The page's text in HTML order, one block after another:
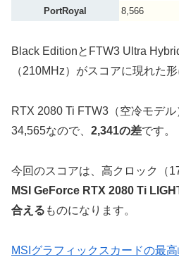
PortRoyal
8,566
Black EditionとFTW3 Ultra
（210MHz）がスコアに現れた形
RTX 2080 Ti FTW3（空冷モデ
34,565なので、 2,341の差です。
今回のスコアは、高クロック（
MSI GeForce RTX 2080 Ti
合える ものになります。
MSIグラフィックスカードの最